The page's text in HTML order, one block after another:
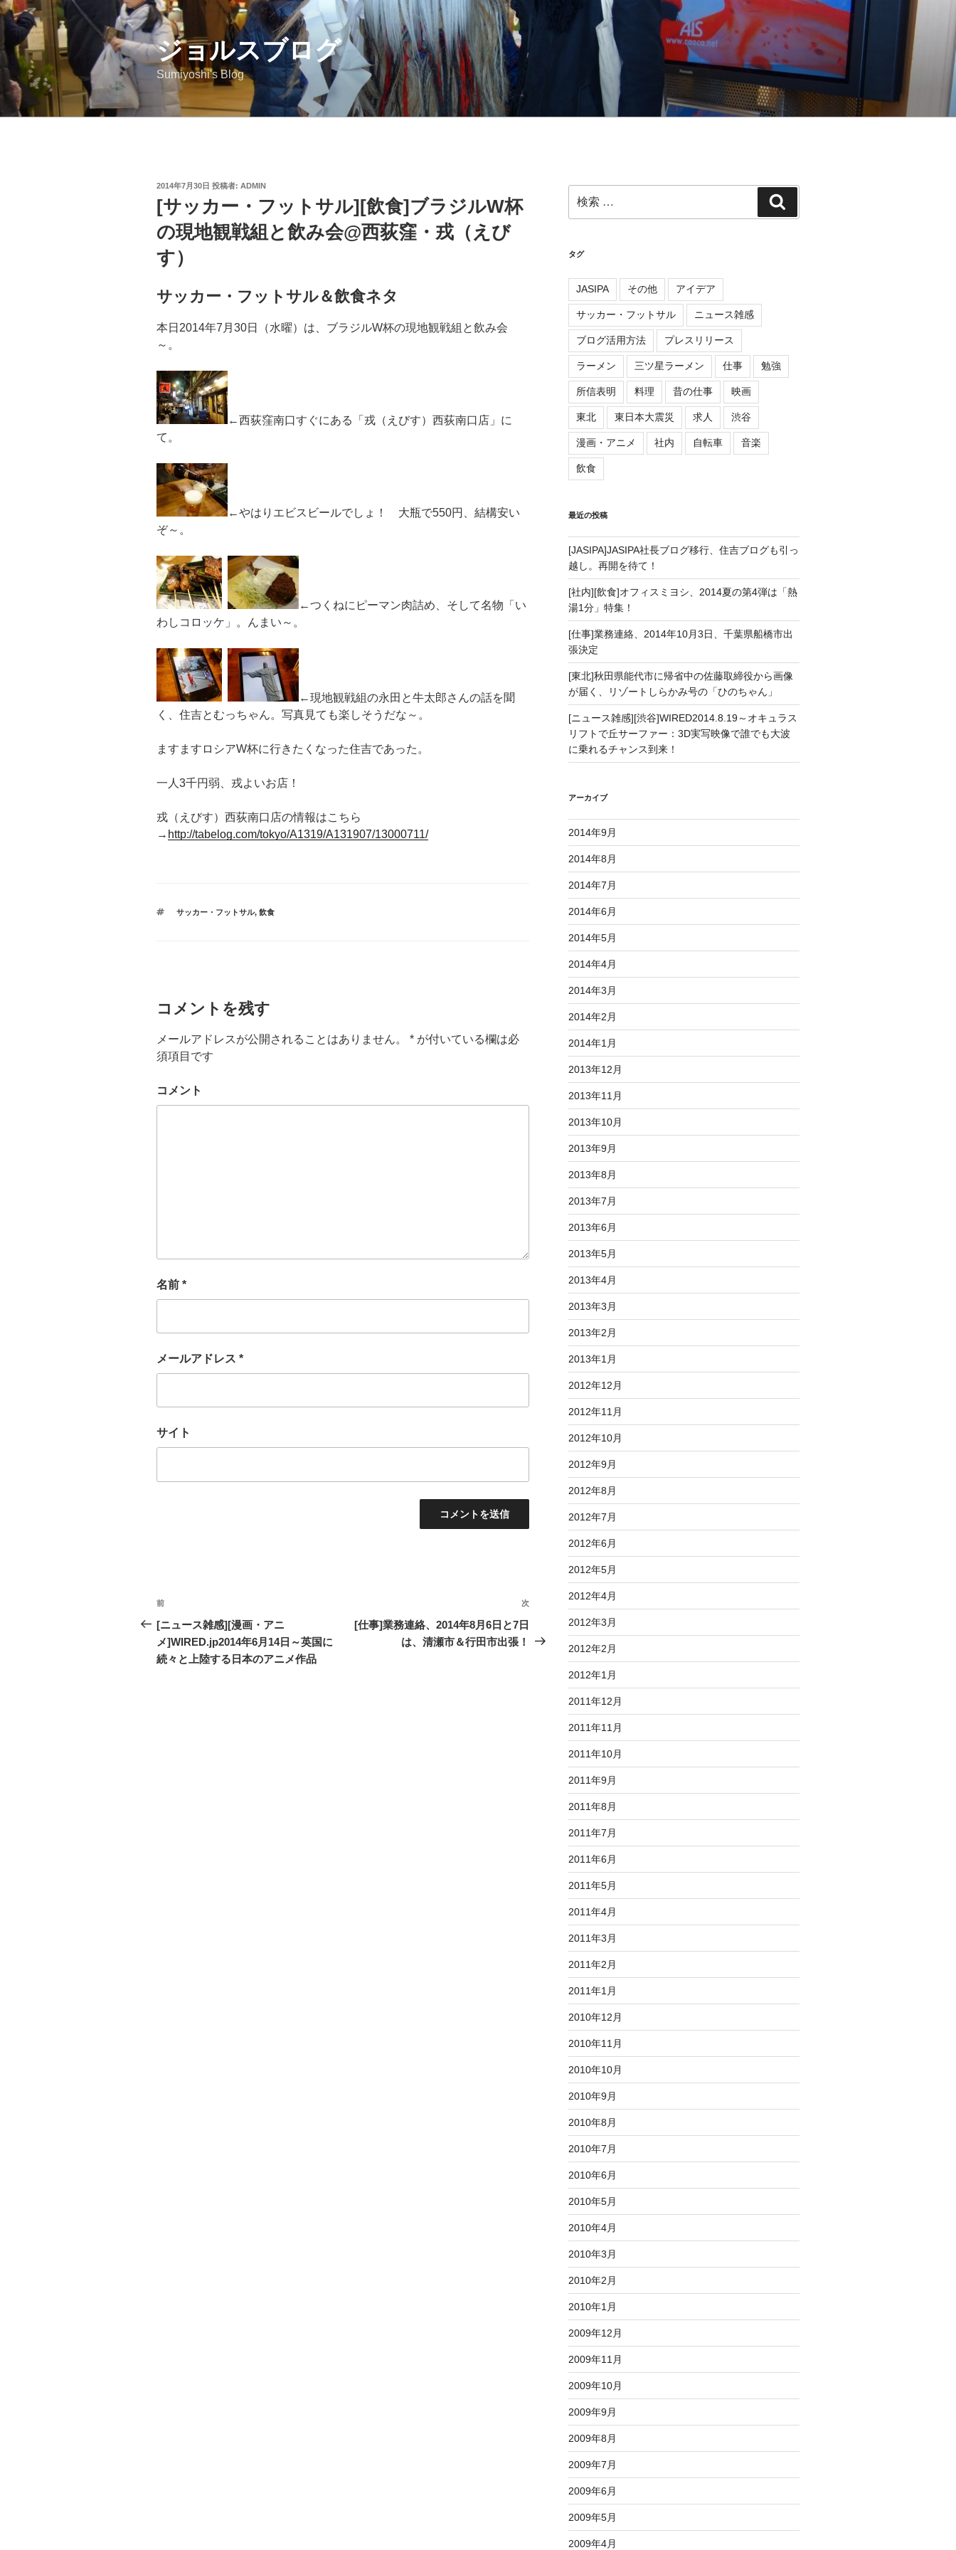
コ
ツ
へ
ジョルスブログ
Sumiyoshi's Blog
投
2014年7月30日 投稿者: ADMIN
[サッカー・フットサル][飲食]ブラジルW杯
の現地観戦組と飲み会@西荻窪・戎（えび
す）
サッカー・フットサル＆飲食ネタ
本日2014年7月30日（水曜）は、ブラジルW杯の現地観戦組と飲み会
～。
←西荻窪南口すぐにある「戎（えびす）西荻南口店」に
て。
←やはりエビスビールでしょ！ 大瓶で550円、結構安い
ぞ～。
←つくねにピーマン肉詰め、そして名物「い
わしコロッケ」。んまい～。
←現地観戦組の永田と牛太郎さんの話を聞
く、住吉とむっちゃん。写真見ても楽しそうだな～。
ますますロシアW杯に行きたくなった住吉であった。
一人3千円弱、戎よいお店！
戎（えびす）西荻南口店の情報はこちら
→ http://tabelog.com/tokyo/A1319/A131907/13000711/
タ
サッカー・フットサル, 飲食
コメントを残す
メールアドレスが公開されることはありません。 * が付いている欄は必
須項目です
コメント
名前 *
メールアドレス *
サイト
投
稿
ナ
過
去
の
投
前
[ニュース雑感][漫画・アニ
メ]WIRED.jp2014年6月14日～英国に
続々と上陸する日本のアニメ作品
投
次
[仕事]業務連絡、2014年8月6日と7日
は、清瀬市＆行田市出張！
索:
索
タグ
JASIPA その他 アイデア
サッカー・フットサル ニュース雑感
ブログ活用方法 プレスリリース
ラーメン 三ツ星ラーメン 仕事 勉強
所信表明 料理 昔の仕事 映画
東北 東日本大震災 求人 渋谷
漫画・アニメ 社内 自転車 音楽
飲食
最近の投稿
[JASIPA]JASIPA社長ブログ移行、住吉ブログも引っ
越し。再開を待て！
[社内][飲食]オフィスミヨシ、2014夏の第4弾は「熱
湯1分」特集！
[仕事]業務連絡、2014年10月3日、千葉県船橋市出
張決定
[東北]秋田県能代市に帰省中の佐藤取締役から画像
が届く、リゾートしらかみ号の「ひのちゃん」
[ニュース雑感][渋谷]WIRED2014.8.19～オキュラス
リフトで丘サーファー：3D実写映像で誰でも大波
に乗れるチャンス到来！
アーカイブ
2014年9月
2014年8月
2014年7月
2014年6月
2014年5月
2014年4月
2014年3月
2014年2月
2014年1月
2013年12月
2013年11月
2013年10月
2013年9月
2013年8月
2013年7月
2013年6月
2013年5月
2013年4月
2013年3月
2013年2月
2013年1月
2012年12月
2012年11月
2012年10月
2012年9月
2012年8月
2012年7月
2012年6月
2012年5月
2012年4月
2012年3月
2012年2月
2012年1月
2011年12月
2011年11月
2011年10月
2011年9月
2011年8月
2011年7月
2011年6月
2011年5月
2011年4月
2011年3月
2011年2月
2011年1月
2010年12月
2010年11月
2010年10月
2010年9月
2010年8月
2010年7月
2010年6月
2010年5月
2010年4月
2010年3月
2010年2月
2010年1月
2009年12月
2009年11月
2009年10月
2009年9月
2009年8月
2009年7月
2009年6月
2009年5月
2009年4月